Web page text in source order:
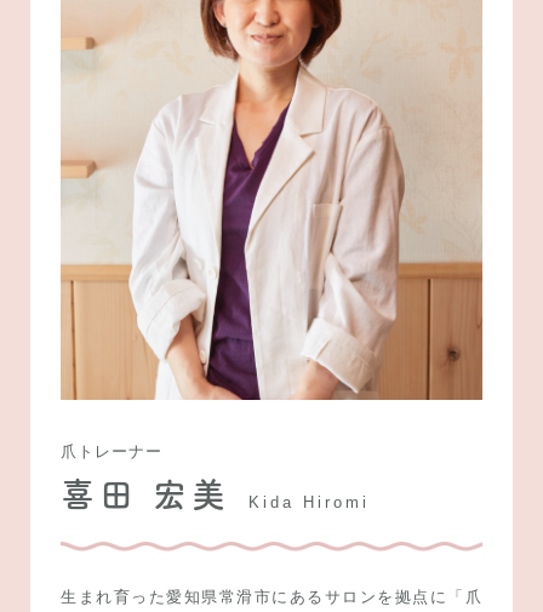
爪トレーナー
喜田 宏美 Kida Hiromi
生まれ育った愛知県常滑市にあるサロンを拠点に「爪